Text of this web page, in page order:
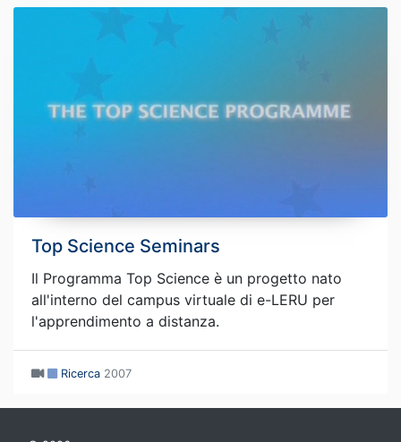
Top Science Seminars
Il Programma Top Science è un progetto nato
all'interno del campus virtuale di e-LERU per
l'apprendimento a distanza.
Ricerca 2007